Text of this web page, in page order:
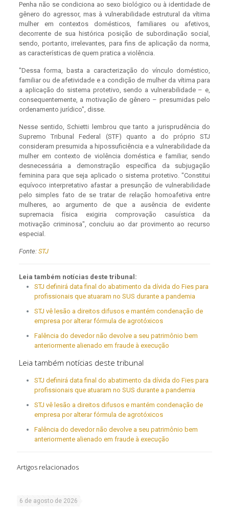
Penha não se condiciona ao sexo biológico ou à identidade de
gênero do agressor, mas à vulnerabilidade estrutural da vítima
mulher em contextos domésticos, familiares ou afetivos,
decorrente de sua histórica posição de subordinação social,
sendo, portanto, irrelevantes, para fins de aplicação da norma,
as características de quem pratica a violência.
"Dessa forma, basta a caracterização do vínculo doméstico,
familiar ou de afetividade e a condição de mulher da vítima para
a aplicação do sistema protetivo, sendo a vulnerabilidade – e,
consequentemente, a motivação de gênero – presumidas pelo
ordenamento jurídico", disse.
Nesse sentido, Schietti lembrou que tanto a jurisprudência do
Supremo Tribunal Federal (STF) quanto a do próprio STJ
consideram presumida a hipossuficiência e a vulnerabilidade da
mulher em contexto de violência doméstica e familiar, sendo
desnecessária a demonstração específica da subjugação
feminina para que seja aplicado o sistema protetivo. "Constitui
equívoco interpretativo afastar a presunção de vulnerabilidade
pelo simples fato de se tratar de relação homoafetiva entre
mulheres, ao argumento de que a ausência de evidente
supremacia física exigiria comprovação casuística da
motivação criminosa", concluiu ao dar provimento ao recurso
especial.
Fonte: STJ
Leia também notícias deste tribunal:
STJ definirá data final do abatimento da dívida do Fies para
profissionais que atuaram no SUS durante a pandemia
STJ vê lesão a direitos difusos e mantém condenação de
empresa por alterar fórmula de agrotóxicos
Falência do devedor não devolve a seu patrimônio bem
anteriormente alienado em fraude à execução
Leia também notícias deste tribunal
STJ definirá data final do abatimento da dívida do Fies para
profissionais que atuaram no SUS durante a pandemia
STJ vê lesão a direitos difusos e mantém condenação de
empresa por alterar fórmula de agrotóxicos
Falência do devedor não devolve a seu patrimônio bem
anteriormente alienado em fraude à execução
Artigos relacionados
6 de agosto de 2026